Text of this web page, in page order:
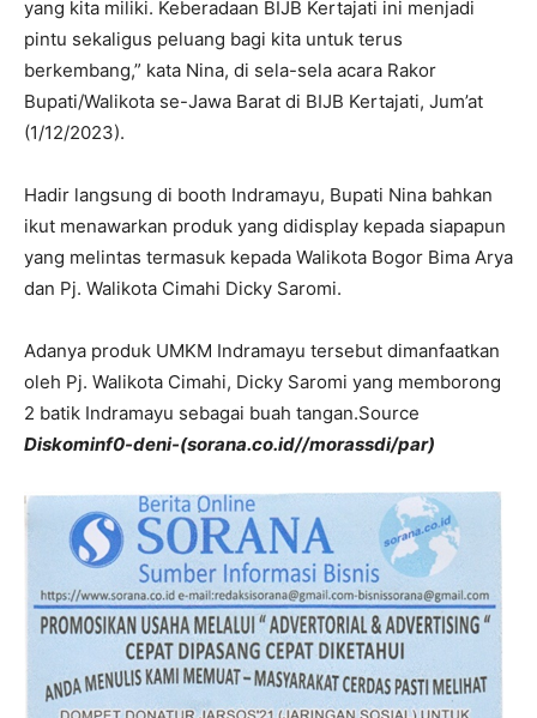
yang kita miliki. Keberadaan BIJB Kertajati ini menjadi
pintu sekaligus peluang bagi kita untuk terus
berkembang,” kata Nina, di sela-sela acara Rakor
Bupati/Walikota se-Jawa Barat di BIJB Kertajati, Jum’at
(1/12/2023).
Hadir langsung di booth Indramayu, Bupati Nina bahkan
ikut menawarkan produk yang didisplay kepada siapapun
yang melintas termasuk kepada Walikota Bogor Bima Arya
dan Pj. Walikota Cimahi Dicky Saromi.
Adanya produk UMKM Indramayu tersebut dimanfaatkan
oleh Pj. Walikota Cimahi, Dicky Saromi yang memborong
2 batik Indramayu sebagai buah tangan.Source
Diskominf0-deni-(sorana.co.id//morassdi/par)